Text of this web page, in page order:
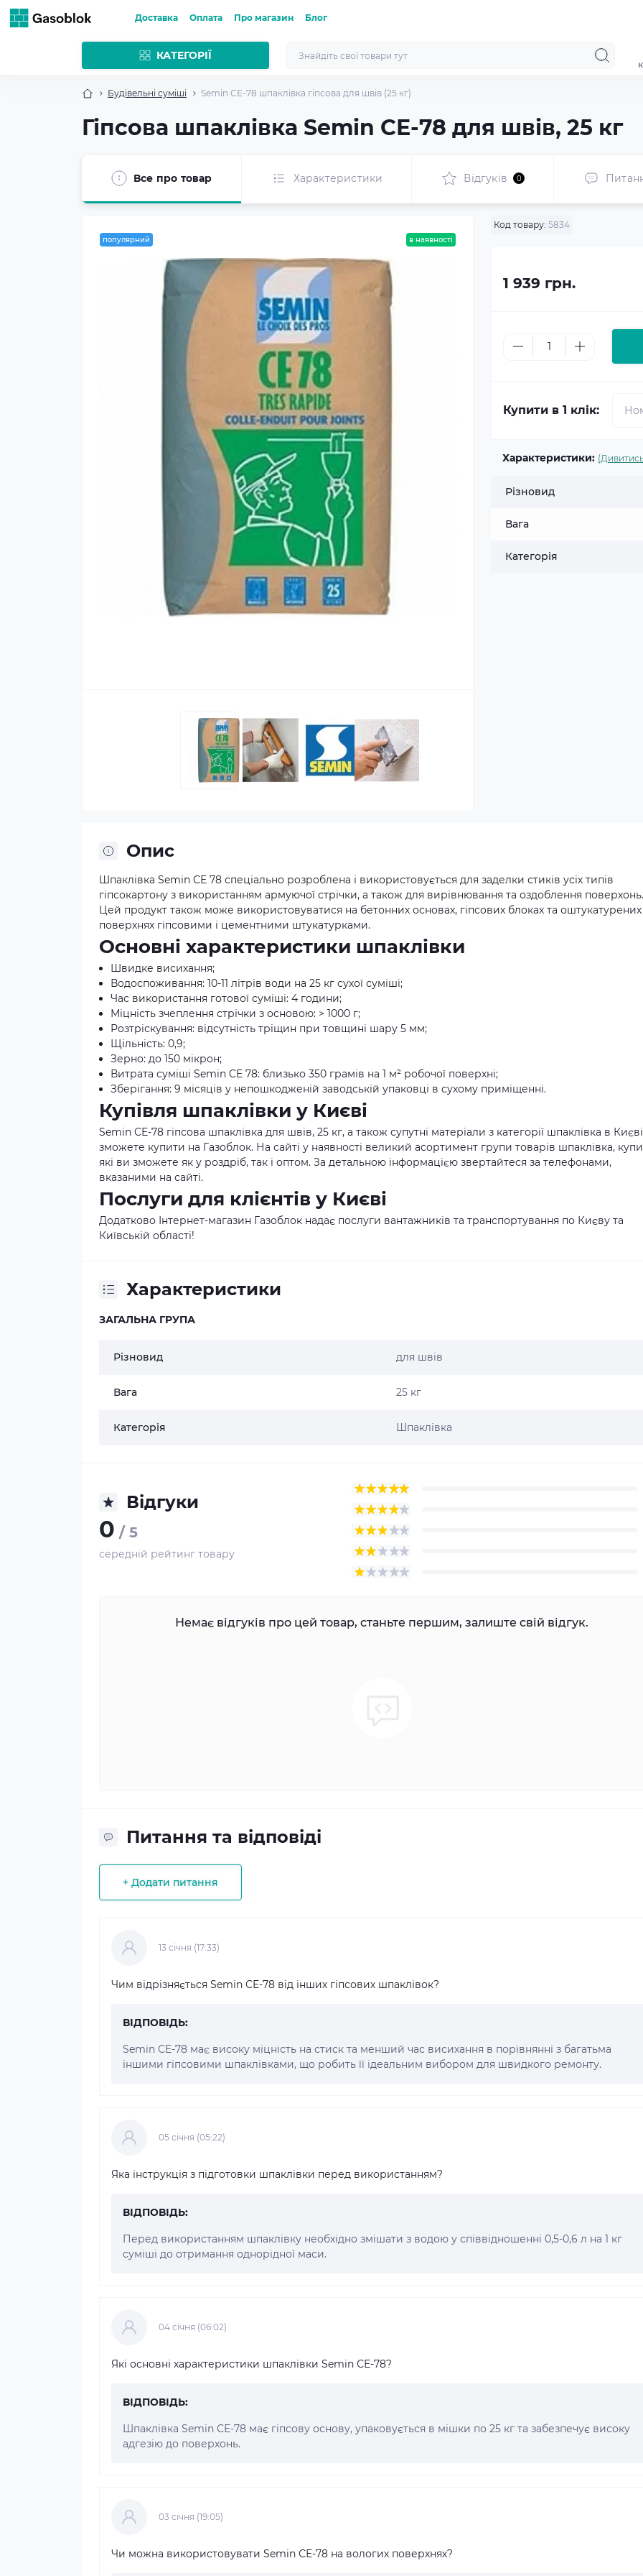
Доставка Оплата Про магазин Блог
КАТЕГОРІЇ
Будівельні суміші Semin СЕ-78 шпаклівка гіпсова для швів (25 кг)
Гіпсова шпаклівка Semin СЕ-78 для швів, 25 кг
Все про товар Характеристики Відгуків 0
популярний в наявності
Код товару: 5834
1 939 грн.
Купити в 1 клік:
Характеристики:
Різновид
Вага
Категорія
Опис
Шпаклівка Semin CE 78 спеціально розроблена і використовується для заделки стиків усіх типів
гіпсокартону з використанням армуючої стрічки, а також для вирівнювання та оздоблення поверхонь.
Цей продукт також може використовуватися на бетонних основах, гіпсових блоках та оштукатурених
поверхнях гіпсовими і цементними штукатурками.
Основні характеристики шпаклівки
Швидке висихання;
Водоспоживання: 10-11 літрів води на 25 кг сухої суміші;
Час використання готової суміші: 4 години;
Міцність зчеплення стрічки з основою: > 1000 г;
Розтріскування: відсутність тріщин при товщині шару 5 мм;
Щільність: 0,9;
Зерно: до 150 мікрон;
Витрата суміші Semin CE 78: близько 350 грамів на 1 м² робочої поверхні;
Зберігання: 9 місяців у непошкодженій заводській упаковці в сухому приміщенні.
Купівля шпаклівки у Києві
Semin CE-78 гіпсова шпаклівка для швів, 25 кг, а також супутні матеріали з категорії шпаклівка в
зможете купити на Газоблок. На сайті у наявності великий асортимент групи товарів шпаклівка,
які ви зможете як у роздріб, так і оптом. За детальною інформацією звертайтеся за телефонами,
вказаними на сайті.
Послуги для клієнтів у Києві
Додатково Інтернет-магазин Газоблок надає послуги вантажників та транспортування по Києву та
Київській області!
Характеристики
ЗАГАЛЬНА ГРУПА
Різновид для швів
Вага 25 кг
Категорія Шпаклівка
Відгуки
0 / 5
середній рейтинг товару
Немає відгуків про цей товар, станьте першим, залиште свій відгук.
Питання та відповіді
+ Додати питання
13 cічня (17:33)
Чим відрізняється Semin СЕ-78 від інших гіпсових шпаклівок?
ВІДПОВІДЬ:
Semin СЕ-78 має високу міцність на стиск та менший час висихання в порівнянні з багатьма
іншими гіпсовими шпаклівками, що робить її ідеальним вибором для швидкого ремонту.
05 cічня (05:22)
Яка інструкція з підготовки шпаклівки перед використанням?
ВІДПОВІДЬ:
Перед використанням шпаклівку необхідно змішати з водою у співвідношенні 0,5-0,6 л на 1 кг
суміші до отримання однорідної маси.
04 cічня (06:02)
Які основні характеристики шпаклівки Semin СЕ-78?
ВІДПОВІДЬ:
Шпаклівка Semin СЕ-78 має гіпсову основу, упаковується в мішки по 25 кг та забезпечує високу
адгезію до поверхонь.
03 cічня (19:05)
Чи можна використовувати Semin СЕ-78 на вологих поверхнях?